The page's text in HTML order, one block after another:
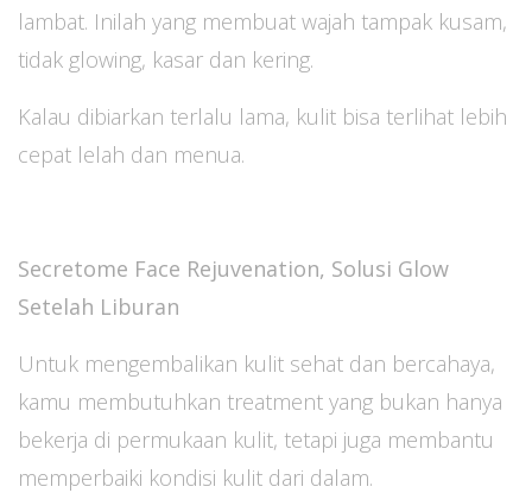
lambat. Inilah yang membuat wajah tampak kusam,
tidak glowing, kasar dan kering.
Kalau dibiarkan terlalu lama, kulit bisa terlihat lebih
cepat lelah dan menua.
Secretome Face Rejuvenation, Solusi Glow
Setelah Liburan
Untuk mengembalikan kulit sehat dan bercahaya,
kamu membutuhkan treatment yang bukan hanya
bekerja di permukaan kulit, tetapi juga membantu
memperbaiki kondisi kulit dari dalam.